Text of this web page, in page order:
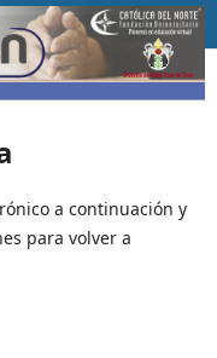
a continuación y
para volver a